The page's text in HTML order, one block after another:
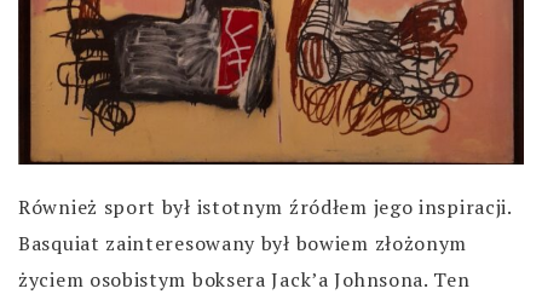
Również sport był istotnym źródłem jego inspiracji.
Basquiat zainteresowany był bowiem złożonym
życiem osobistym boksera Jack’a Johnsona. Ten